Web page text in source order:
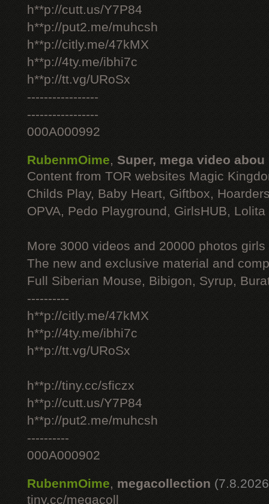
h**p://cutt.us/Y7P84
h**p://put2.me/muhcsh
h**p://citly.me/47kMX
h**p://4ty.me/ibhi7c
h**p://tt.vg/URoSx
-----------------
-----------------
000A000992
RubenmOime, Super, mega video abou
Content from TOR websites Magic
Childs Play, Baby Heart, Giftbox,
OPVA, Pedo Playground, GirlsHUB, Lolita
More 3000 videos and 20000 photos
The new and exclusive material and
Full Siberian Mouse, Bibigon, Syrup,
----------
h**p://citly.me/47kMX
h**p://4ty.me/ibhi7c
h**p://tt.vg/URoSx
h**p://tiny.cc/sficzx
h**p://cutt.us/Y7P84
h**p://put2.me/muhcsh
----------
000A000902
RubenmOime, megacollection
tiny.cc/megacoll